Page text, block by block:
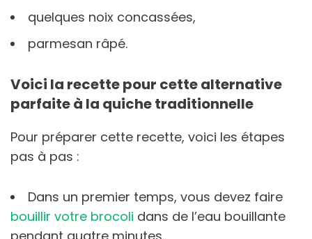
quelques noix concassées,
parmesan râpé.
Voici la recette pour cette alternative
parfaite à la quiche traditionnelle
Pour préparer cette recette, voici les étapes
pas à pas :
Dans un premier temps, vous devez faire
bouillir votre brocoli dans de l’eau bouillante